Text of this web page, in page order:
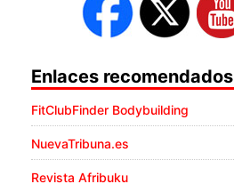
Enlaces recomendados
FitClubFinder Bodybuilding
NuevaTribuna.es
Revista Afribuku